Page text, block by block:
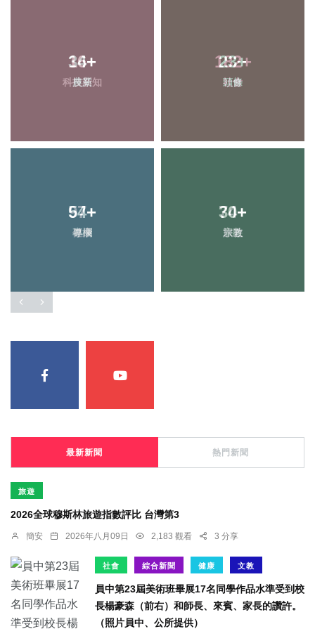
16+
科技新知
23+
頭條
54+
專欄
30+
宗教
34+
農業
182+
社會
97+
健康
74+
旅遊
最新新聞 熱門新聞
旅遊
2026全球穆斯林旅遊指數評比 台灣第3
簡安 2026年八月09日 2,183 觀看 3 分享
社會 綜合新聞 健康 文教
員中第23屆美術班畢展17名同學作品水準受到校
長楊豪森（前右）和師長、來賓、家長的讚許。
（照片員中、公所提供）